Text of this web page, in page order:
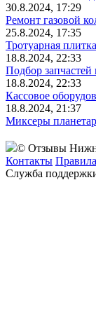
30.8.2024, 17:29
Ремонт газовой
25.8.2024, 17:35
Тротуарная
18.8.2024, 22:33
Подбор
18.8.2024, 22:33
Кассовое
18.8.2024, 21:37
Миксеры
© Отзывы
Контакты
Служба